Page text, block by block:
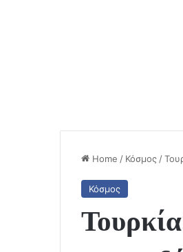
Home / Κόσμος /
Κόσμος